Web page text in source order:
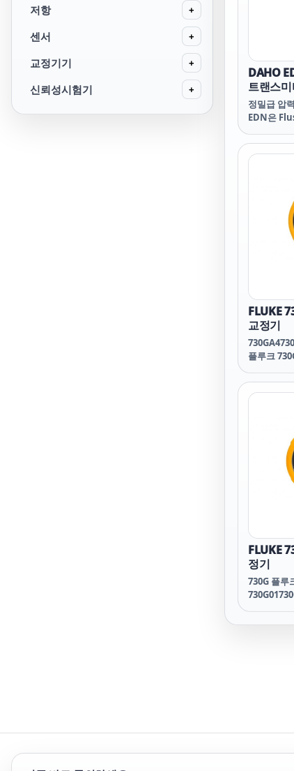
저항 +
센서 +
교정기기 +
신뢰성시험기 +
DAHO
트랜스
정밀급 압
EDN은
반 위에 제
칩 설계를
되었습니
받아서 증
Noise,
그리고 최
품질관리
적으로 제
FLUKE
교정기
플루크
FLUKE
정기
730G 플루